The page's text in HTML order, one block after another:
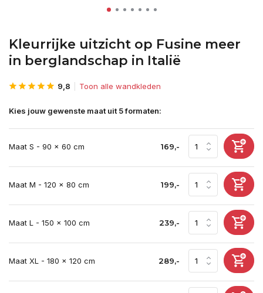
Kleurrijke uitzicht op Fusine meer
in berglandschap in Italië
9,8 Toon alle wandkleden
Kies jouw gewenste maat uit 5 formaten:
Maat S - 90 x 60 cm 169,-
Maat M - 120 x 80 cm 199,-
Maat L - 150 x 100 cm 239,-
Maat XL - 180 x 120 cm 289,-